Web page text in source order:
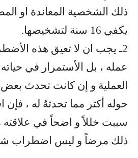
ذلك الشخصية المعاندة او
يكفي 16 سنة لتشخيصها
.
2ـ يجب ان لا تعيق هذه
عمله ، بل الأستمرار في حياته
العملية و إن كانت تحدث
حوله أكثر مما تحدثهُ له ،
سببت خللاً و اضحاً في علاقته
ذلك مرضاً و ليس اضطراب